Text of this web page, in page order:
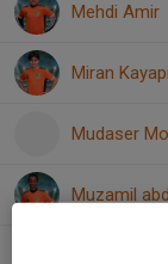
Mehdi Amir
Miran
Mudaser
Muzamil